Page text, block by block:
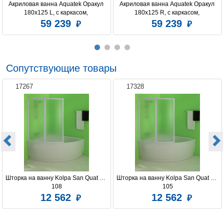
Акриловая ванна Aquatek Оракул
180x125 L, с каркасом,
фронтальным экраном, сливом-
59 239
Акриловая ванна Aquatek Оракул
180х125 R, с каркасом,
фронтальным экраном, сливом-
59 239
Сопутствующие товары
17267
Шторка на ванну Kolpa San Quat TP
108
12 562
17328
Шторка на ванну Kolpa San Quat TP
105
12 562